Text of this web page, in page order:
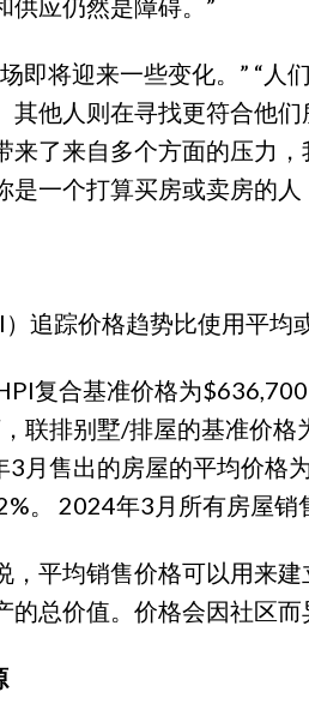
供应仍然是障碍。”
即将迎来一些变化。” “
其他人则在寻找更符合他
来了来自多个方面的压力
是一个打算买房或卖房的人
追踪价格趋势比使用平均
复合基准价格为
联排别墅/排屋的基准价
3月售出的房屋的平均价
。 2024年3月所有房屋
，平均销售价格可以用来
总价值。价格会因社区而